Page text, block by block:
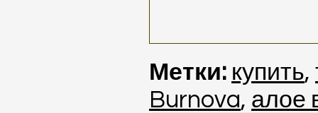
Метки: купить,
Burnova, алое